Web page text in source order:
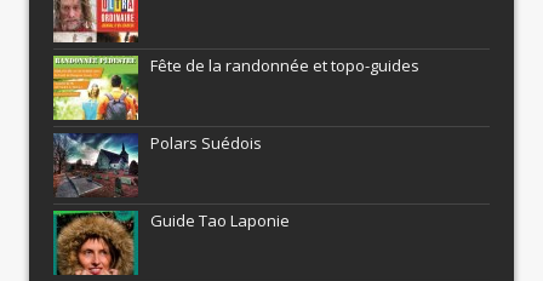
Fête de la randonnée et topo-guides
Polars Suédois
Guide Tao Laponie